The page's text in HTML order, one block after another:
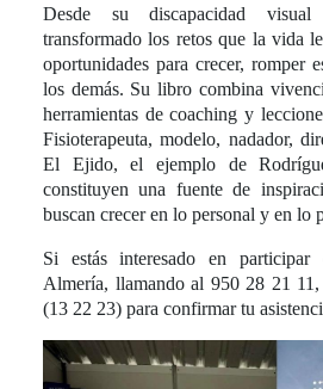
Desde su discapacidad
transformado los retos que la vida
oportunidades para crecer, romper
los demás. Su libro combina
herramientas de coaching y
Fisioterapeuta, modelo, nadador,
El Ejido, el ejemplo de
constituyen una fuente de
buscan crecer en lo personal y en lo
Si estás interesado en
Almería, llamando al 950 28 21
(13 22 23) para confirmar tu